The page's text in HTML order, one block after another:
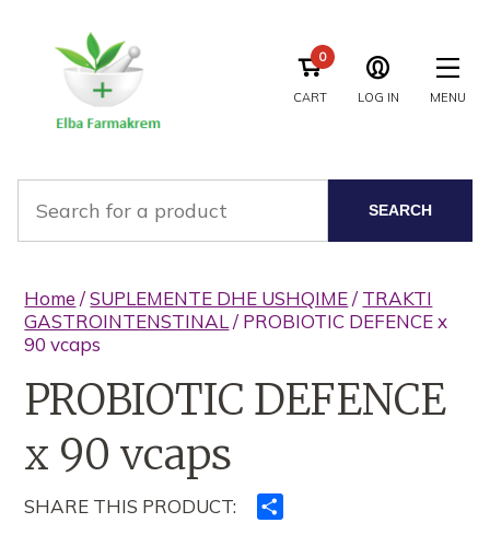
CART
0
LOG IN MENU
SEARCH
Home /SUPLEMENTE DHE USHQIME/ TRAKTI
GASTROINTENSTINAL/ PROBIOTIC DEFENCE x
90 vcaps
PROBIOTIC DEFENCE
x 90 vcaps
SHARE THIS PRODUCT: